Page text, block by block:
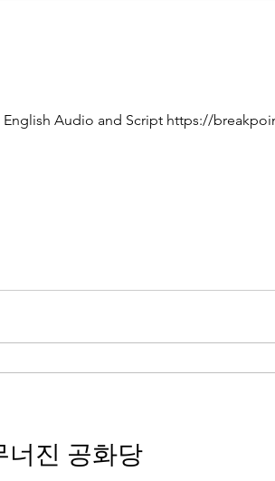
English Audio and Script https://
너진 공화당